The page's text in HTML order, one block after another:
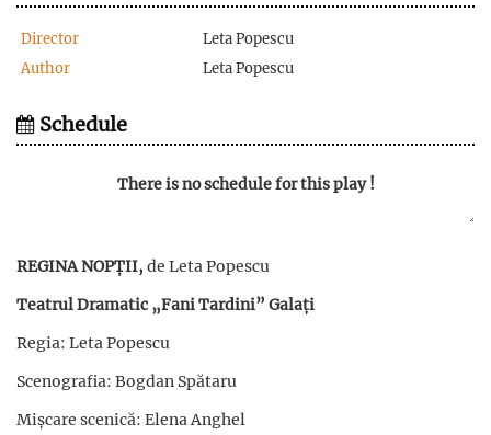
Director
Leta Popescu
Author
Leta Popescu
Schedule
There is no schedule for this play !
REGINA NOPȚII, de Leta Popescu
Teatrul Dramatic „Fani Tardini” Galați
Regia: Leta Popescu
Scenografia: Bogdan Spătaru
Mișcare scenică: Elena Anghel